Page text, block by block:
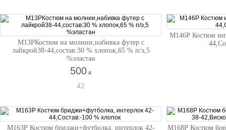
М13РКостюм на молнии,набивка футер с
лайкрой38-44,состав:30 % хлопок,65 % п/э,5
%эластан
500 a
42
М146Р Костюм
М163Р Костюм бриджи+футболка, интерлок 42-
М168Р Костюм